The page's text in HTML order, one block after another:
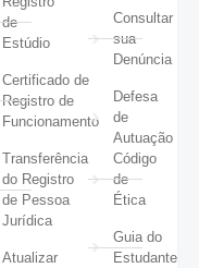
de
Estúdio
Certificado de
Registro de
Funcionamento
Transferência
do Registro
de Pessoa
Jurídica
Atualizar
Consultar
sua
Denúncia
Defesa
de
Autuação
Código
de
Ética
Guia do
Estudante